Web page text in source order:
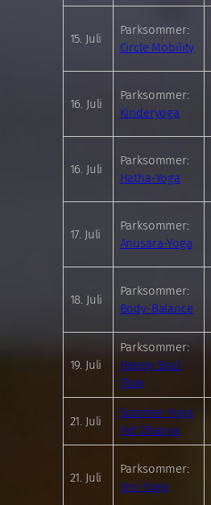
15. Juli
Parksommer:
Circle Mobility
16. Juli
Parksommer:
Kinderyoga
16. Juli
Parksommer:
Hatha-Yoga
17. Juli
Parksommer:
Anusara-Yoga
18. Juli
Parksommer:
Body-Balance
19. Juli
Parksommer:
Happy Soul
Flow
21. Juli
Sommer Yoga
mit Dhanya
21. Juli
Parksommer:
Vini-Yoga